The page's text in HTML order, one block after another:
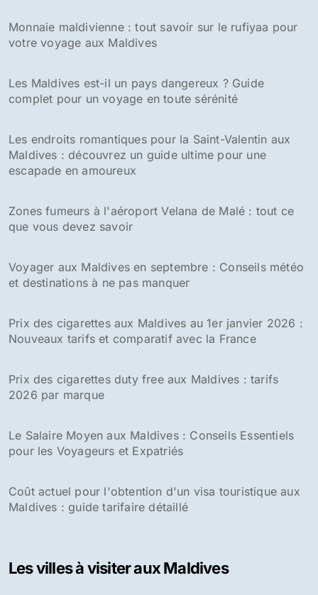
Monnaie maldivienne : tout savoir sur le rufiyaa pour
votre voyage aux Maldives
Les Maldives est-il un pays dangereux ? Guide
complet pour un voyage en toute sérénité
Les endroits romantiques pour la Saint-Valentin aux
Maldives : découvrez un guide ultime pour une
escapade en amoureux
Zones fumeurs à l'aéroport Velana de Malé : tout ce
que vous devez savoir
Voyager aux Maldives en septembre : Conseils météo
et destinations à ne pas manquer
Prix des cigarettes aux Maldives au 1er janvier 2026 :
Nouveaux tarifs et comparatif avec la France
Prix des cigarettes duty free aux Maldives : tarifs
2026 par marque
Le Salaire Moyen aux Maldives : Conseils Essentiels
pour les Voyageurs et Expatriés
Coût actuel pour l'obtention d'un visa touristique aux
Maldives : guide tarifaire détaillé
Les villes à visiter aux Maldives